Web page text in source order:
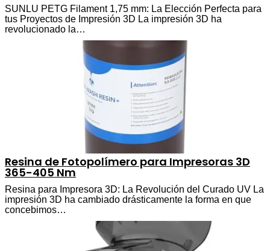
SUNLU PETG Filament 1,75 mm: La Elección Perfecta para
tus Proyectos de Impresión 3D La impresión 3D ha
revolucionado la…
Resina de Fotopolímero para Impresoras 3D
365-405 Nm
Resina para Impresora 3D: La Revolución del Curado UV La
impresión 3D ha cambiado drásticamente la forma en que
concebimos…